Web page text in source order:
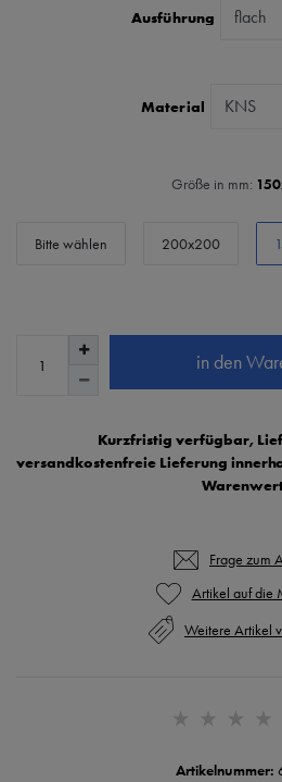
Artikelnummer:
Ausführung
Material
Größe in mm:
Bitte wählen 200x200
in den
Kurzfristig verfügbar,
versandkostenfreie Lieferung
Frage zum
Weitere Artikel